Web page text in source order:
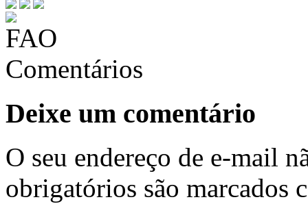
Comentários
Deixe um comentário
O seu endereço de e-mail
obrigatórios são marcados